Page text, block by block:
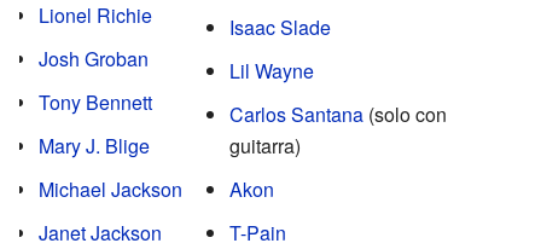
Lionel Richie
Josh Groban
Tony Bennett
Mary J. Blige
Michael Jackson
Janet Jackson
Isaac Slade
Lil Wayne
Carlos Santana (solo con
guitarra)
Akon
T-Pain